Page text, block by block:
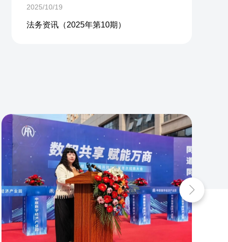
2025/10/19
法务资讯（2025年第10期）